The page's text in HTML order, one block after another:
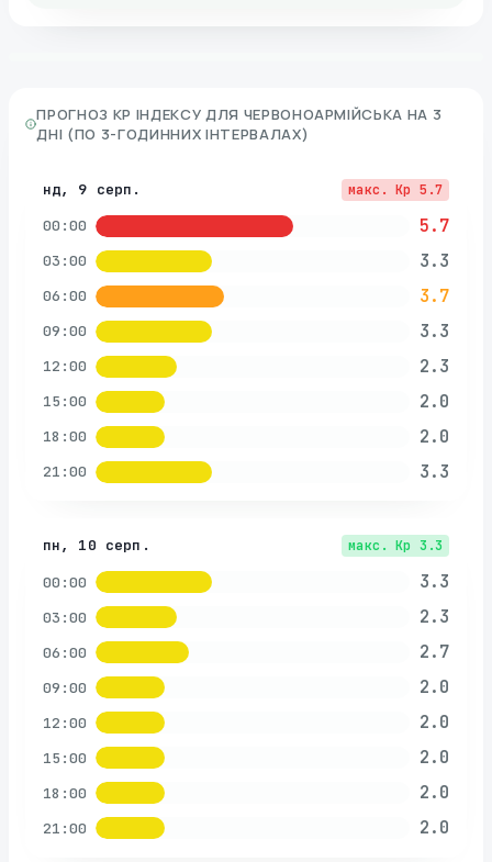
ПРОГНОЗ KP ІНДЕКСУ ДЛЯ ЧЕРВОНОАРМІЙСЬКА НА 3
ДНІ (ПО 3-ГОДИННИХ ІНТЕРВАЛАХ)
нд, 9 серп. макс. Kp 5.7
00:00 5.7
03:00 3.3
06:00 3.7
09:00 3.3
12:00 2.3
15:00 2.0
18:00 2.0
21:00 3.3
пн, 10 серп. макс. Kp 3.3
00:00 3.3
03:00 2.3
06:00 2.7
09:00 2.0
12:00 2.0
15:00 2.0
18:00 2.0
21:00 2.0